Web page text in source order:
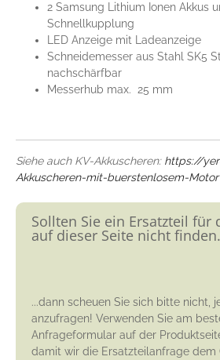
2 Samsung Lithium Ionen Akkus
Schnellkupplung
LED Anzeige mit Ladeanzeige
Schneidemesser aus Stahl SK5
nachschärfbar
Messerhub max. 25 mm
Siehe auch KV-Akkuscheren: https://
Akkuscheren-mit-buerstenlosem-Motor
Sollten Sie ein Ersatzteil für
auf dieser Seite nicht
...dann scheuen Sie sich bitte nicht,
anzufragen! Verwenden Sie am
Anfrageformular auf der
damit wir die Ersatzteilanfrage dem